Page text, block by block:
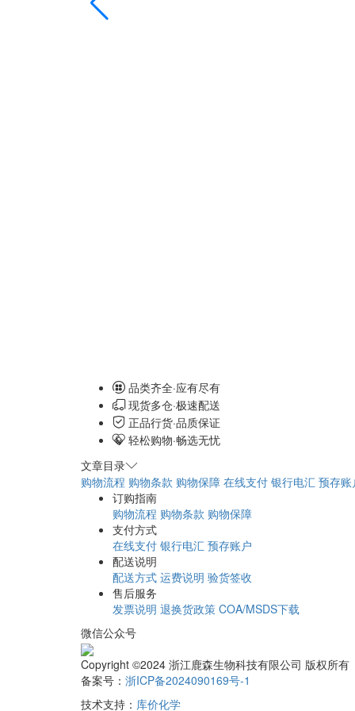
品类齐全·应有尽有
现货多仓·极速配送
正品行货·品质保证
轻松购物·畅选无忧
文章目录
购物流程 购物条款 购物保障 在线支付 银行电汇 预存账
订购指南
购物流程 购物条款 购物保障
支付方式
在线支付 银行电汇 预存账户
配送说明
配送方式 运费说明 验货签收
售后服务
发票说明 退换货政策 COA/MSDS下载
微信公众号
Copyright ©2024 浙江鹿森生物科技有限公司 版权所有
备案号： 浙ICP备2024090169号-1
技术支持： 库价化学